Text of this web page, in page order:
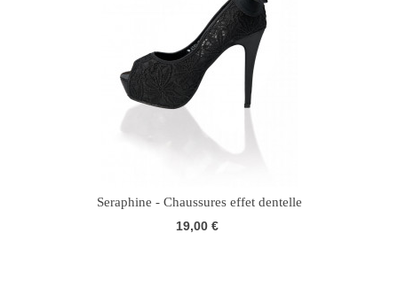
Seraphine - Chaussures effet dentelle
19,00 €